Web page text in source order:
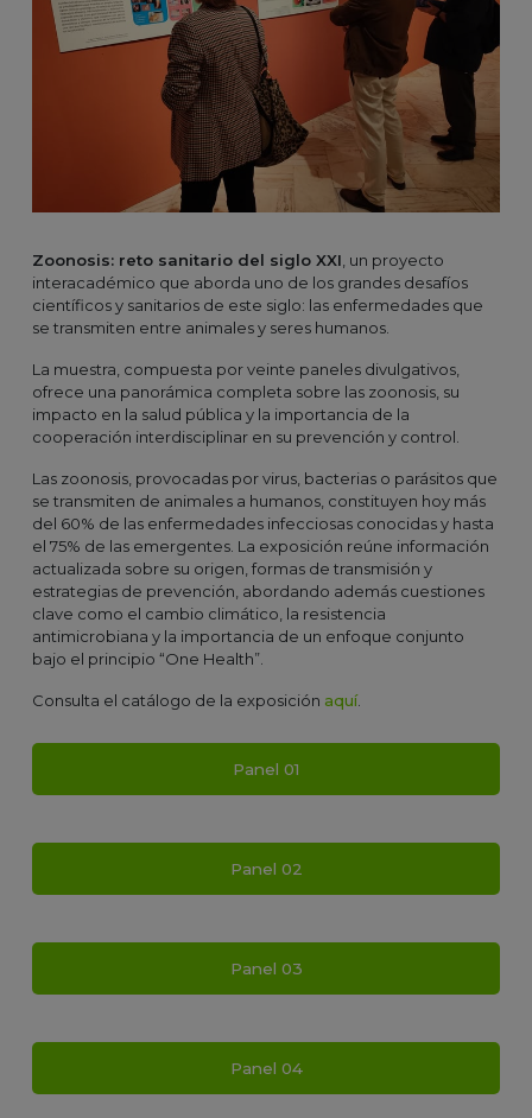
Zoonosis: reto sanitario del siglo XXI , un proyecto
interacadémico que aborda uno de los grandes desafíos
científicos y sanitarios de este siglo: las enfermedades que
se transmiten entre animales y seres humanos.
La muestra, compuesta por veinte paneles divulgativos,
ofrece una panorámica completa sobre las zoonosis, su
impacto en la salud pública y la importancia de la
cooperación interdisciplinar en su prevención y control.
Las zoonosis, provocadas por virus, bacterias o parásitos que
se transmiten de animales a humanos, constituyen hoy más
del 60% de las enfermedades infecciosas conocidas y hasta
el 75% de las emergentes. La exposición reúne información
actualizada sobre su origen, formas de transmisión y
estrategias de prevención, abordando además cuestiones
clave como el cambio climático, la resistencia
antimicrobiana y la importancia de un enfoque conjunto
bajo el principio “One Health”.
Consulta el catálogo de la exposición aquí.
Panel 01
Panel 02
Panel 03
Panel 04